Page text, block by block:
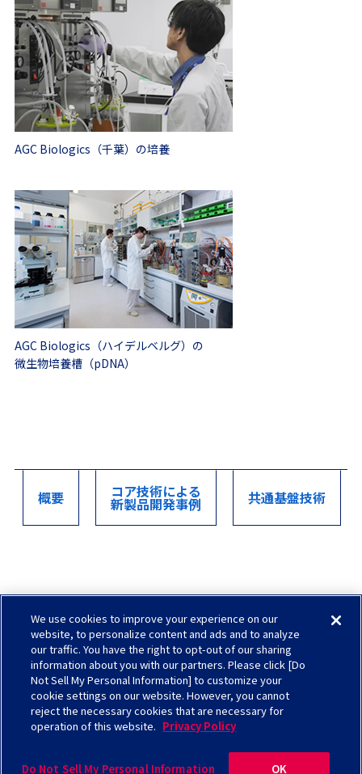
AGC Biologics（千葉）の培養
AGC Biologics（ハイデルベルグ）の
微生物培養槽（pDNA）
概要 コア技術による
新製品開発事例 共通基盤技術
Check in AGC
サイトマップ
ソーシャルメディアについて
お問い合わせ
サイトのご利用について
We use cookies to improve your experience on our
website, to personalize content and ads and to analyze
our traffic. You have the right to opt-out of our sharing
information about you with our partners. Please click [Do
Not Sell My Personal Information] to customize your
cookie settings on our website. However, you cannot
reject the necessary cookies that are necessary for
operation of this website. Privacy Policy
Do Not Sell My Personal Information OK